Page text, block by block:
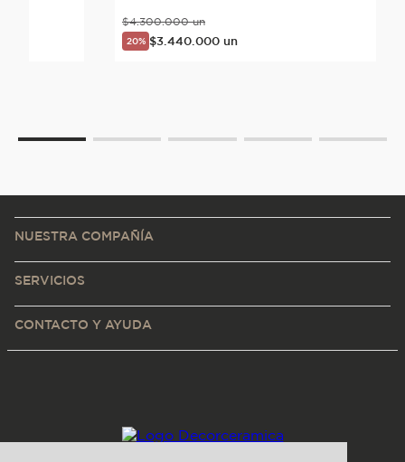
$4.300.000 un
20% $3 440 000 un
NUESTRA COMPAÑÍA
SERVICIOS
CONTACTO Y AYUDA